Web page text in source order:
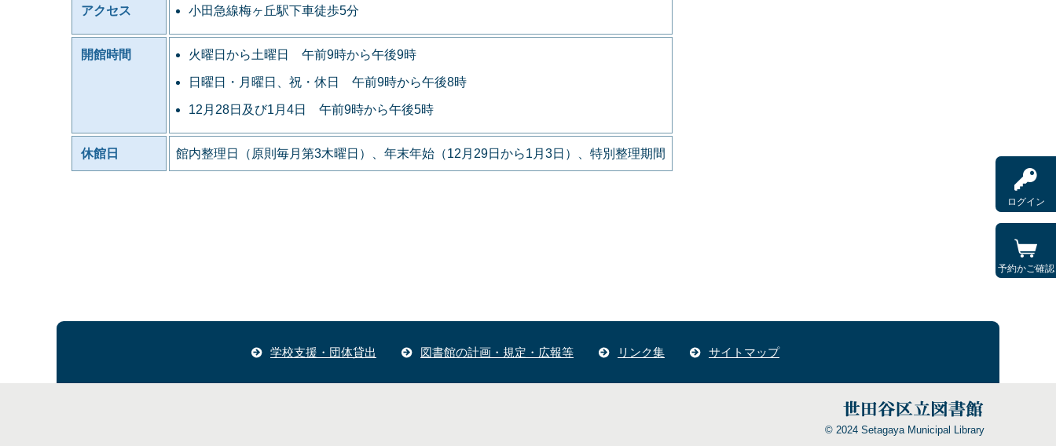
ログイン
予約かご確認
アクセス 小田急線梅ヶ丘駅下車徒歩5分
開館時間 火曜日から土曜日 午前9時から午後9時
日曜日・月曜日、祝・休日 午前9時から午後8時
12月28日及び1月4日 午前9時から午後5時
休館日 館内整理日（原則毎月第3木曜日）、年末年始（12月29日から1月3日）、特別整理期間
学校支援・団体貸出 図書館の計画・規定・広報等 リンク集 サイトマップ
© 2024 Setagaya Municipal Library